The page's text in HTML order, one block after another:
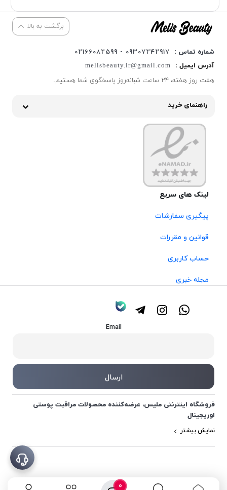
0
برگشت به بالا
شماره تماس :
09307242917 - 02166082599
آدرس ایمیل :
melisbeauty.ir@gmail.com
هفت روز هفته، ۲۴ ساعت شبانه‌روز پاسخگوی شما هستیم.
راهنمای خرید
لینک های سریع
پیگیری سفارشات
قوانین و مقررات
حساب کاربری
مجله خبری
Email
فروشگاه اینترنتی ملیس، عرضه‌کننده محصولات مراقبت پوستی
اوریجینال
نمایش بیشتر